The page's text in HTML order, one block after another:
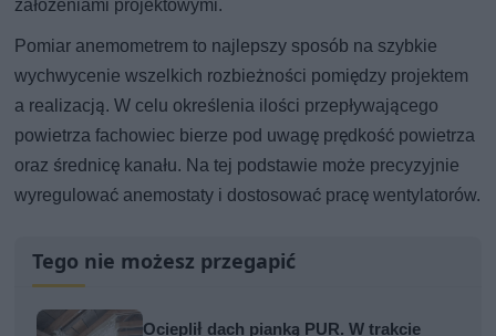
założeniami projektowymi.
Pomiar anemometrem to najlepszy sposób na szybkie
wychwycenie wszelkich rozbieżności pomiędzy projektem
a realizacją. W celu określenia ilości przepływającego
powietrza fachowiec bierze pod uwagę prędkość powietrza
oraz średnicę kanału. Na tej podstawie może precyzyjnie
wyregulować anemostaty i dostosować pracę wentylatorów.
Tego nie możesz przegapić
Ocieplił dach pianką PUR. W trakcie